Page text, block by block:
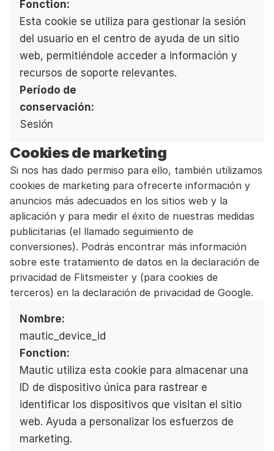
Fonction:
Esta cookie se utiliza para gestionar la sesión
del usuario en el centro de ayuda de un sitio
web, permitiéndole acceder a información y
recursos de soporte relevantes.
Período de
conservación:
Sesión
Cookies de marketing
Si nos has dado permiso para ello, también utilizamos
cookies de marketing para ofrecerte información y
anuncios más adecuados en los sitios web y la
aplicación y para medir el éxito de nuestras medidas
publicitarias (el llamado seguimiento de
conversiones). Podrás encontrar más información
sobre este tratamiento de datos en la declaración de
privacidad de Flitsmeister y (para cookies de
terceros) en la declaración de privacidad de Google.
Nombre:
mautic_device_id
Fonction:
Mautic utiliza esta cookie para almacenar una
ID de dispositivo única para rastrear e
identificar los dispositivos que visitan el sitio
web. Ayuda a personalizar los esfuerzos de
marketing.